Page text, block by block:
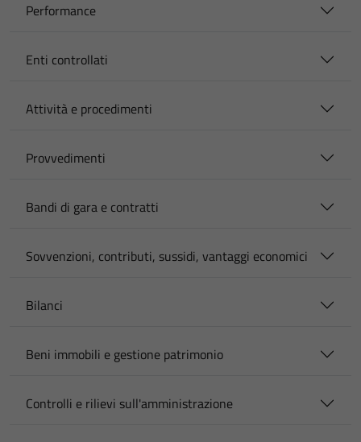
Performance
Enti controllati
Attività e procedimenti
Provvedimenti
Bandi di gara e contratti
Sovvenzioni, contributi, sussidi, vantaggi economici
Bilanci
Beni immobili e gestione patrimonio
Controlli e rilievi sull'amministrazione